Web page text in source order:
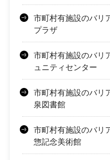
市町村有施設のバリ
プラザ
市町村有施設のバリ
ュニティセンター
市町村有施設のバ
泉図書館
市町村有施設のバ
惣記念美術館